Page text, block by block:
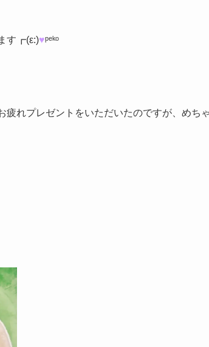
す┏(ε:)♥︎ᵖᵉᵏᵒ
疲れプレゼントをいただいたのですが、めち